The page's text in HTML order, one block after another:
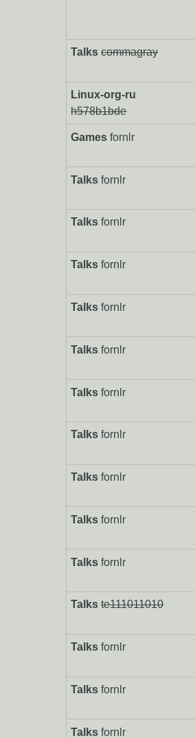
Talks commagray
Linux-org-ru
h578b1bde
Games fornlr
Talks fornlr
Talks fornlr
Talks fornlr
Talks fornlr
Talks fornlr
Talks fornlr
Talks fornlr
Talks fornlr
Talks fornlr
Talks fornlr
Talks te111011010
Talks fornlr
Talks fornlr
Talks fornlr